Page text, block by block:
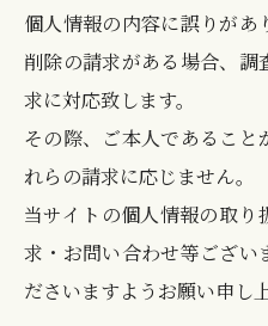
個人情報の内容に誤りがあ
削除の請求がある場合、
求に対応致します。
その際、ご本人であること
れらの請求に応じません。
当サイトの個人情報の取
求・お問い合わせ等ござい
ださいますようお願い申し